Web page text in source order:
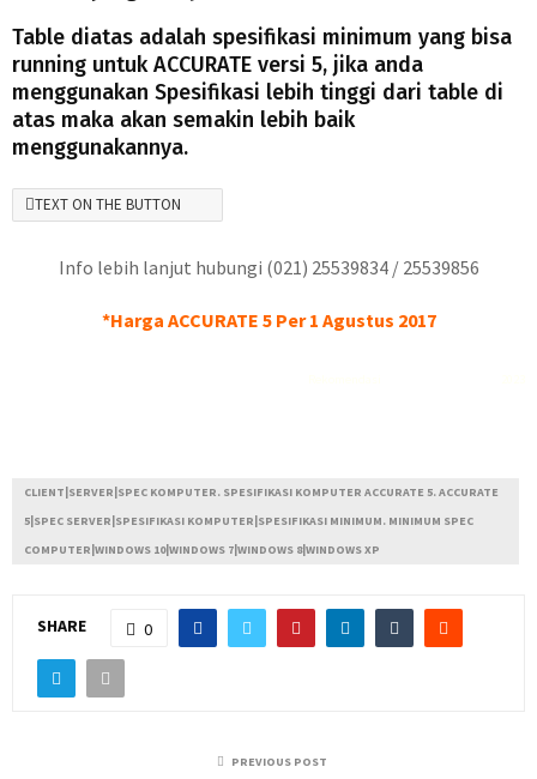
Table diatas adalah spesifikasi minimum yang bisa
running untuk ACCURATE versi 5, jika anda
menggunakan Spesifikasi lebih tinggi dari table di
atas maka akan semakin lebih baik
menggunakannya.
TEXT ON THE BUTTON
Info lebih lanjut hubungi (021) 25539834 / 25539856
*Harga ACCURATE 5 Per 1 Agustus 2017
CLIENT|SERVER|SPEC KOMPUTER. SPESIFIKASI KOMPUTER ACCURATE 5. ACCURATE
5|SPEC SERVER|SPESIFIKASI KOMPUTER|SPESIFIKASI MINIMUM. MINIMUM SPEC
COMPUTER|WINDOWS 10|WINDOWS 7|WINDOWS 8|WINDOWS XP
SHARE 0
PREVIOUS POST